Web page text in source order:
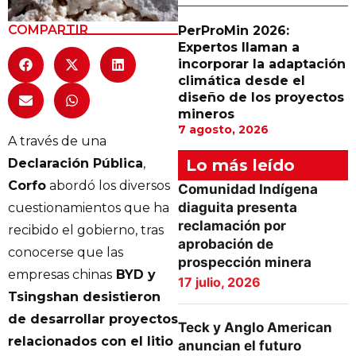
COMPARTIR
A través de una
Declaración Pública,
Corfo abordó los diversos
cuestionamientos que ha
recibido el gobierno, tras
conocerse que las
empresas chinas BYD y
Tsingshan desistieron
de desarrollar proyectos
relacionados con el litio
PerProMin 2026:
Expertos llaman a
incorporar la adaptación
climática desde el
diseño de los proyectos
mineros
7 agosto, 2026
Lo más leído
Comunidad Indígena
diaguita presenta
reclamación por
aprobación de
prospección minera
17 julio, 2026
Teck y Anglo American
anuncian el futuro